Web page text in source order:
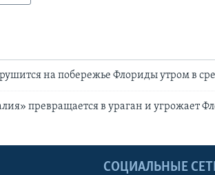
на побережье Флориды утром в
превращается в ураган и угрожает
СОЦИАЛЬНЫЕ